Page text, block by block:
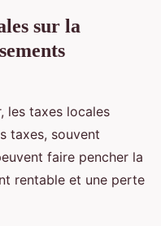
sur la
les taxes locales
taxes, souvent
faire pencher la
rentable et une perte